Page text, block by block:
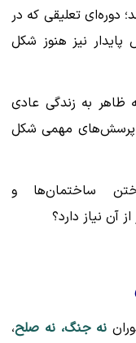
دوره‌ای تعلیقی که در
نیز هنوز شکل
به زندگی عادی
پرسش‌های مهمی شکل
ساختمان‌ها و
آن نیاز دارد؟
نه جنگ، نه صلح،